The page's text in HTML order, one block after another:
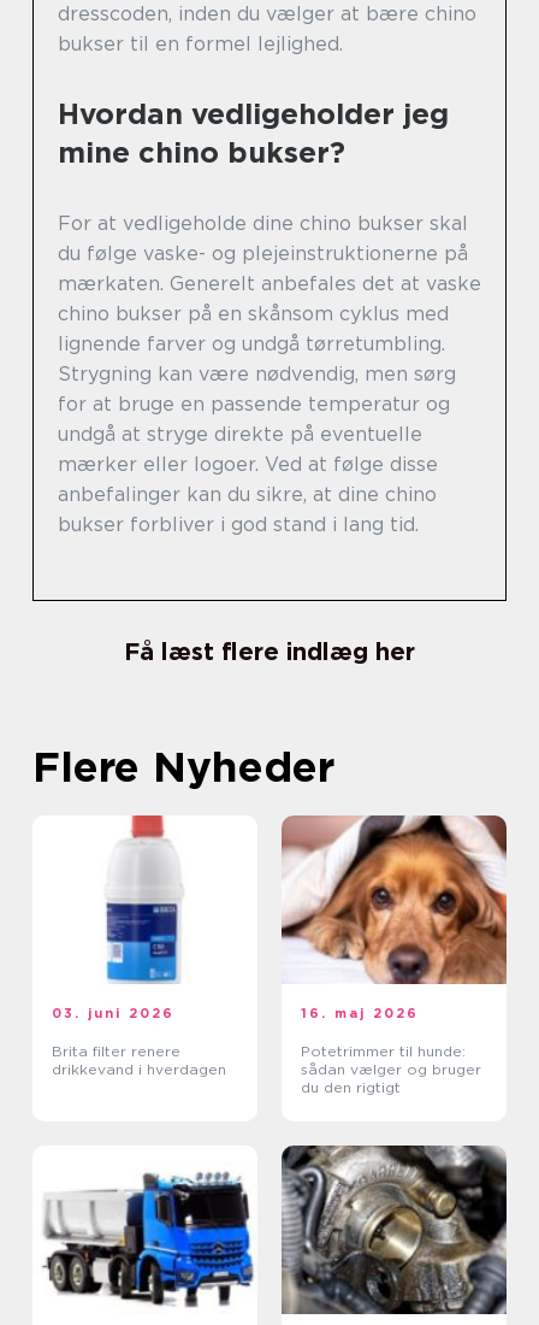
dresscoden, inden du vælger at bære chino
bukser til en formel lejlighed.
Hvordan vedligeholder jeg
mine chino bukser?
For at vedligeholde dine chino bukser skal
du følge vaske- og plejeinstruktionerne på
mærkaten. Generelt anbefales det at vaske
chino bukser på en skånsom cyklus med
lignende farver og undgå tørretumbling.
Strygning kan være nødvendig, men sørg
for at bruge en passende temperatur og
undgå at stryge direkte på eventuelle
mærker eller logoer. Ved at følge disse
anbefalinger kan du sikre, at dine chino
bukser forbliver i god stand i lang tid.
Få læst flere indlæg her
Flere Nyheder
03. juni 2026
Brita filter renere
drikkevand i hverdagen
16. maj 2026
Potetrimmer til hunde:
sådan vælger og bruger
du den rigtigt